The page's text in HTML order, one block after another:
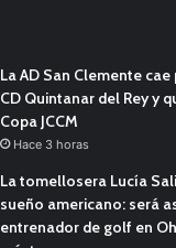
La AD San Clemente
CD Quintanar del Rey y
Copa JCCM
Hace 3 horas
La tomellosera Lucía
sueño americano: será
entrenador de golf en